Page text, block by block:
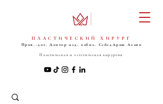
ПЛАСТИЧЕСКИЙ ХИРУРГ
Прив.-доз. Доктор мед. хабил. Сейед Араш Алави
Пластическая и эстетическая хирургия